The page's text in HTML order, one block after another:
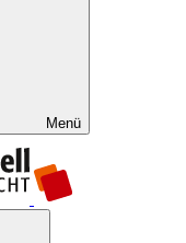
Menü